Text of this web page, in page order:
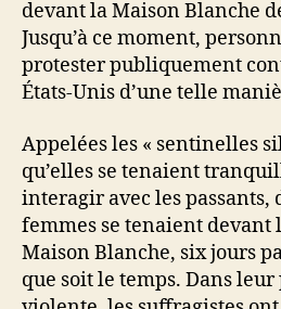
devant la Maison Blanche
Jusqu’à ce moment,
protester publiquement
États-Unis d’une telle
Appelées les « sentinelles
qu’elles se tenaient
interagir avec les passants,
femmes se tenaient devant
Maison Blanche, six jours
que soit le temps. Dans